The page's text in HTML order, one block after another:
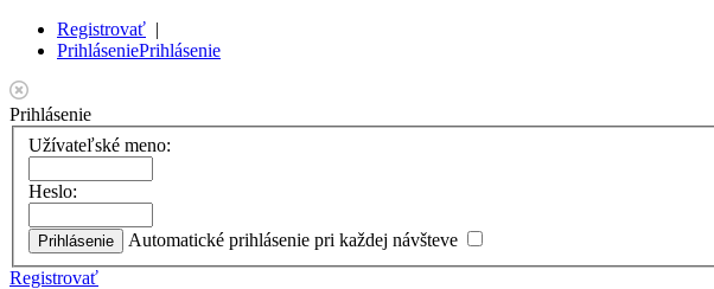
Registrovať |
PrihláseniePrihlásenie
Prihlásenie
Užívateľské meno:
Heslo:
Automatické prihlásenie pri každej návšteve
Registrovať